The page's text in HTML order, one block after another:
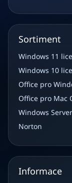
Sortiment
Windows 11
Windows 10
Office pro
Office pro Mac
Windows Server
Norton
Informace